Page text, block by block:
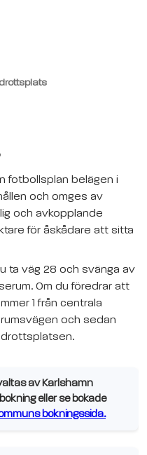
fotbollsplan belägen i
och omges av
och avkopplande
för åskådare att sitta
ta väg 28 och svänga av
Om du föredrar att
1 från centrala
och sedan
av Karlshamn
eller se bokade
bokningssida.